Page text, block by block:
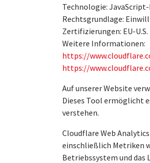
Technologie:
Rechtsgrundlage:
Zertifizierungen: EU-
Weitere Informationen:
https://
https://
Auf unserer Website
Dieses Tool ermöglicht
verstehen.
Cloudflare Web
einschließlich Metriken
Betriebssystem und das